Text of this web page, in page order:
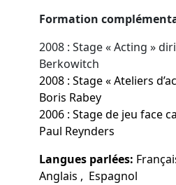
Formation
2008 : Stage « Acting »
Berkowitch
2008 : Stage « Ateliers
Boris Rabey
2006 : Stage de jeu face
Paul Reynders
Langues parlées:
Anglais , Espagnol